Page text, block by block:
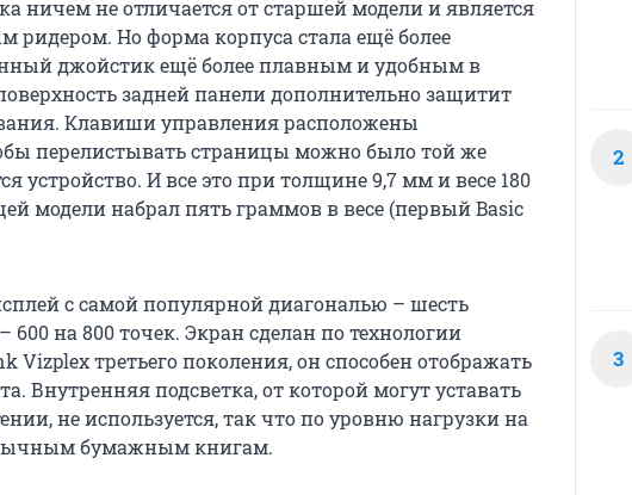
ничем не отличается от старшей модели и является
ридером. Но форма корпуса стала ещё более
джойстик ещё более плавным и удобным в
задней панели дополнительно защитит
Клавиши управления расположены
перелистывать страницы можно было той же
устройство. И все это при толщине 9,7 мм и весе 180
модели набрал пять граммов в весе (первый Basic
с самой популярной диагональю – шесть
на 800 точек. Экран сделан по технологии
Vizplex третьего поколения, он способен отображать
Внутренняя подсветка, от которой могут уставать
не используется, так что по уровню нагрузки на
бумажным книгам.
2
3